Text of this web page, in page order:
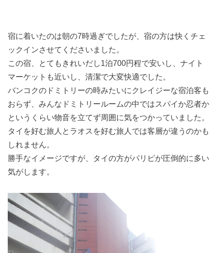
宿に着いたのは朝の7時過ぎでしたが、宿の方は快くチェ
ックインさせてくださいました。
この宿、とてもきれいだし1泊700円程で安いし、ナイト
マーケットも近いし、清潔で大変快適でした。
バンコクのドミトリーの時みたいにクレイジーな宿泊客も
おらず、みんなドミトリールームの中ではスパイか忍者か
というくらい物音を立てず周囲に気をつかっていました。
タイを好む旅人とラオスを好む旅人では客層が違うのかも
しれません。
勝手なイメージですが、タイの方がパリピが圧倒的に多い
気がします。